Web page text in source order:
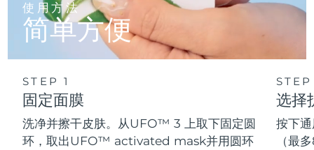
使用方法
简单方便
STEP 1
固定面膜
洗净并擦干皮肤。从UFO™ 3 上取下固定圆
环，取出UFO™ activated mask并用圆环
选择
按下
（最